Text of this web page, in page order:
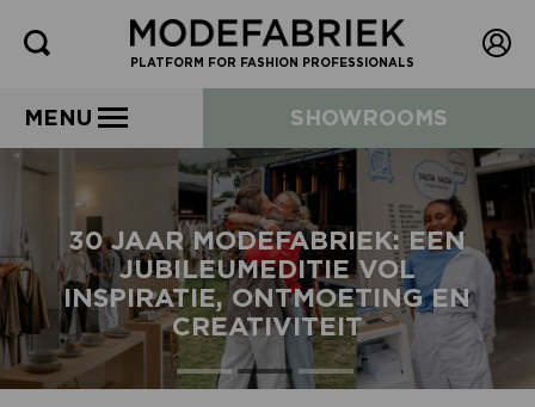
PLATFORM FOR FASHION PROFESSIONALS
MENU SHOWROOMS
30 JAAR MODEFABRIEK: EEN
JUBILEUMEDITIE VOL
INSPIRATIE, ONTMOETING EN
CREATIVITEIT